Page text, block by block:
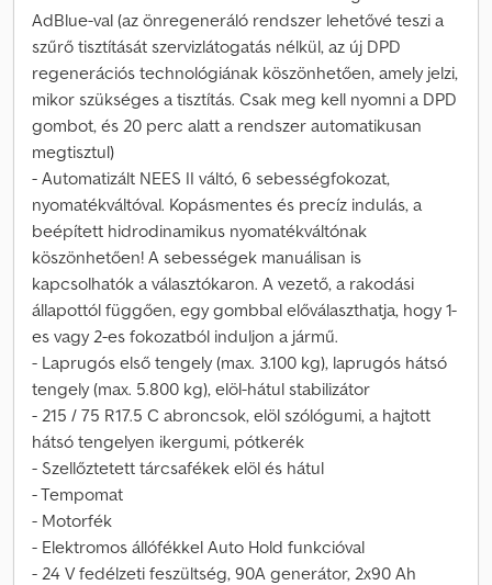
AdBlue-val (az önregeneráló rendszer lehetővé teszi a
szűrő tisztítását szervizlátogatás nélkül, az új DPD
regenerációs technológiának köszönhetően, amely jelzi,
mikor szükséges a tisztítás. Csak meg kell nyomni a DPD
gombot, és 20 perc alatt a rendszer automatikusan
megtisztul)
- Automatizált NEES II váltó, 6 sebességfokozat,
nyomatékváltóval. Kopásmentes és precíz indulás, a
beépített hidrodinamikus nyomatékváltónak
köszönhetően! A sebességek manuálisan is
kapcsolhatók a választókaron. A vezető, a rakodási
állapottól függően, egy gombbal előválaszthatja, hogy 1-
es vagy 2-es fokozatból induljon a jármű.
- Laprugós első tengely (max. 3.100 kg), laprugós hátsó
tengely (max. 5.800 kg), elöl-hátul stabilizátor
- 215 / 75 R17.5 C abroncsok, elöl szólógumi, a hajtott
hátsó tengelyen ikergumi, pótkerék
- Szellőztetett tárcsafékek elöl és hátul
- Tempomat
- Motorfék
- Elektromos állófékkel Auto Hold funkcióval
- 24 V fedélzeti feszültség, 90A generátor, 2x90 Ah